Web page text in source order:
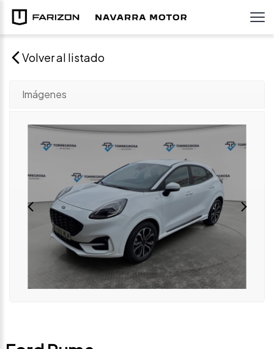
Volver al listado
Imágenes